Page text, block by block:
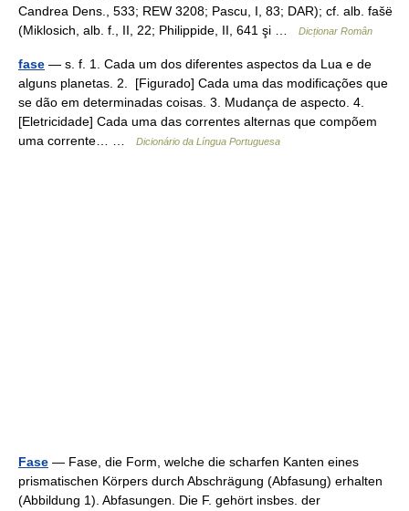
Candrea Dens., 533; REW 3208; Pascu, I, 83; DAR); cf. alb. fašë
(Miklosich, alb. f., II, 22; Philippide, II, 641 şi …
Dicționar Român
fase — s. f. 1. Cada um dos diferentes aspectos da Lua e de
alguns planetas. 2. [Figurado] Cada uma das modificações que
se dão em determinadas coisas. 3. Mudança de aspecto. 4.
[Eletricidade] Cada uma das correntes alternas que compõem
uma corrente… …
Dicionário da Língua Portuguesa
Fase — Fase, die Form, welche die scharfen Kanten eines
prismatischen Körpers durch Abschrägung (Abfasung) erhalten
(Abbildung 1). Abfasungen. Die F. gehört insbes. der